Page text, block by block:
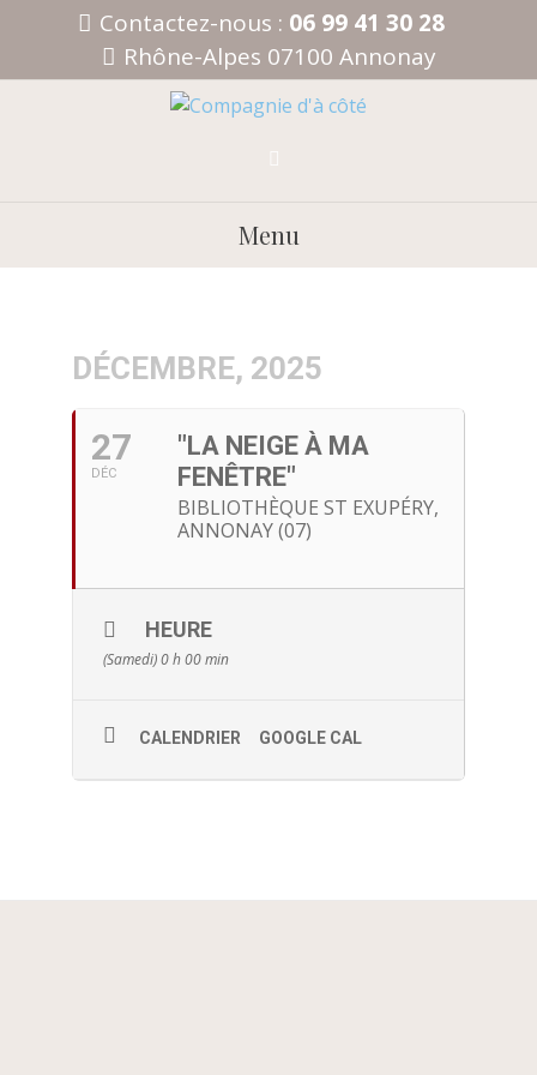
Contactez-nous : 06 99 41 30 28
Rhône-Alpes 07100 Annonay
Menu
DÉCEMBRE, 2025
27
DÉC
"LA NEIGE À MA
FENÊTRE"
BIBLIOTHÈQUE ST EXUPÉRY,
ANNONAY (07)
HEURE
(Samedi) 0 h 00 min
CALENDRIER GOOGLE CAL